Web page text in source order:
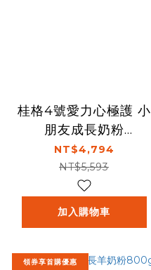
桂格4號愛力心極護 小
朋友成長奶粉
1500gx7罐
NT$4,794
NT$5,593
加入購物車
領券享首購優惠